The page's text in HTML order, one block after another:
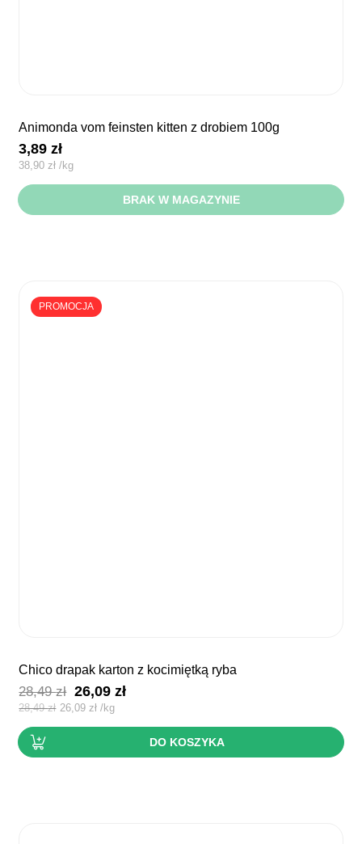
animonda vom feinsten kitten z drobiem 100g
3,89zł
38,90zł /kg
BRAK W MAGAZYNIE
PROMOCJA
chico drapak karton z kocimiętką ryba
28,49zł Pierwotna
cena
wynosiła:
26,09złAktualna
wynosi:
26,09 zł.
28,49zł 26,09 zł /kg
DO KOSZYKA